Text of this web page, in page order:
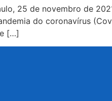
25 de novembro de
do coronavírus
[…]